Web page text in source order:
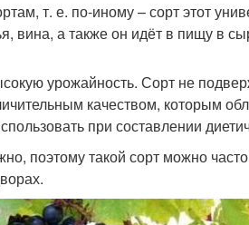
т. е. по-иному – сорт этот
вина, а также он идёт в пищу в
урожайность. Сорт не
качеством, которым
при составлении
поэтому такой сорт можно